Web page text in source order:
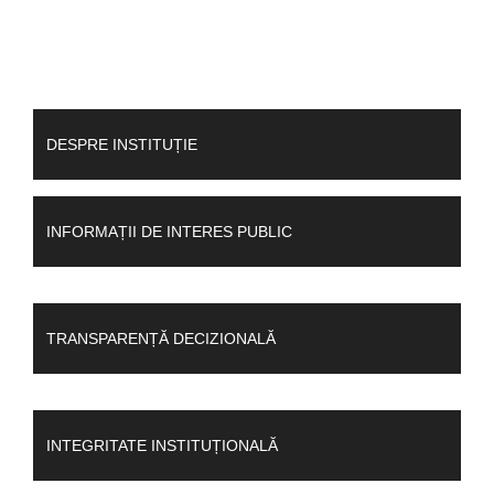
DESPRE INSTITUȚIE
INFORMAȚII DE INTERES PUBLIC
TRANSPARENȚĂ DECIZIONALĂ
INTEGRITATE INSTITUȚIONALĂ